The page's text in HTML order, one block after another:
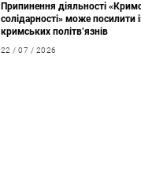
Припинення діяльності
солідарності» може посилити
кримських політв’язнів
22 / 07 / 2026